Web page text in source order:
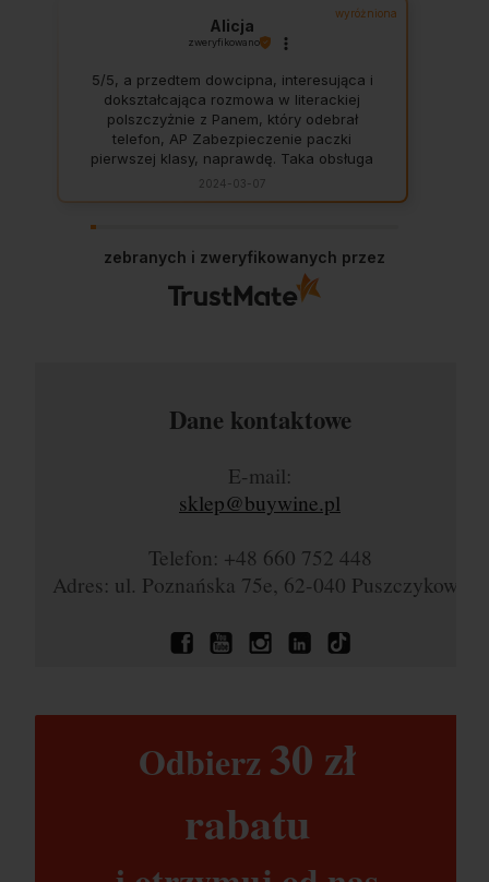
wyróżniona
Alicja
zweryfikowano
5/5, a przedtem dowcipna, interesująca i
dokształcająca rozmowa w literackiej
polszczyżnie z Panem, który odebrał
telefon, AP Zabezpieczenie paczki
pierwszej klasy, naprawdę. Taka obsługa
to skarb, dają z siebie 100 procent, aby
zadowolić klienta. Świetnie, na czas. Nigdy
2024-03-07
zebranych i zweryfikowanych przez
Dane kontaktowe
E-mail:
sklep@buywine.pl
Telefon: +48 660 752 448
Adres: ul. Poznańska 75e, 62-040 Puszczykowo
Odbierz 30 zł​
rabatu​